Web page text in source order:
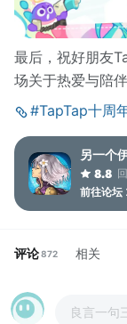
最后，祝好朋友
场关于热爱与陪
#TapTap十周
另一个
8.8
前往论坛
评论872 相关
良言一句